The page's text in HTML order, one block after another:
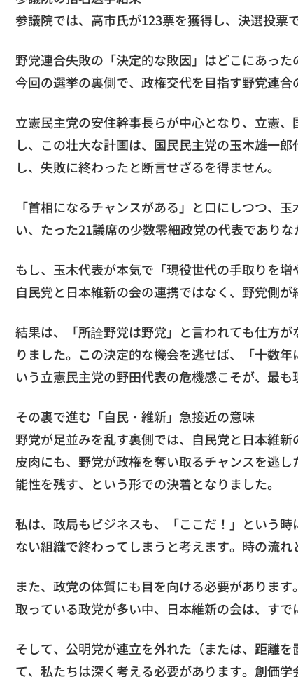
参議院では、高市氏が123票を獲得し、決選投票
野党連合失敗の「決定的な敗因」はどこにあった
今回の選挙の裏側で、政権交代を目指す野党連合
立憲民主党の安住幹事長らが中心となり、立憲
し、この壮大な計画は、国民民主党の玉木雄一
し、失敗に終わったと断言せざるを得ません。
「首相になるチャンスがある」と口にしつつ、
い、たった21議席の少数零細政党の代表であり
もし、玉木代表が本気で「現役世代の手取りを
自民党と日本維新の会の連携ではなく、野党側
結果は、「所詮野党は野党」と言われても仕方
りました。この決定的な機会を逃せば、「十数
いう立憲民主党の野田代表の危機感こそが、最も
その裏で進む「自民・維新」急接近の意味
野党が足並みを乱す裏側では、自民党と日本維
皮肉にも、野党が政権を奪い取るチャンスを逃
能性を残す、という形での決着となりました。
私は、政局もビジネスも、「ここだ！」という
ない組織で終わってしまうと考えます。時の流
また、政党の体質にも目を向ける必要がありま
取っている政党が多い中、日本維新の会は、すで
そして、公明党が連立を外れた（または、距離
て、私たちは深く考える必要があります。創価